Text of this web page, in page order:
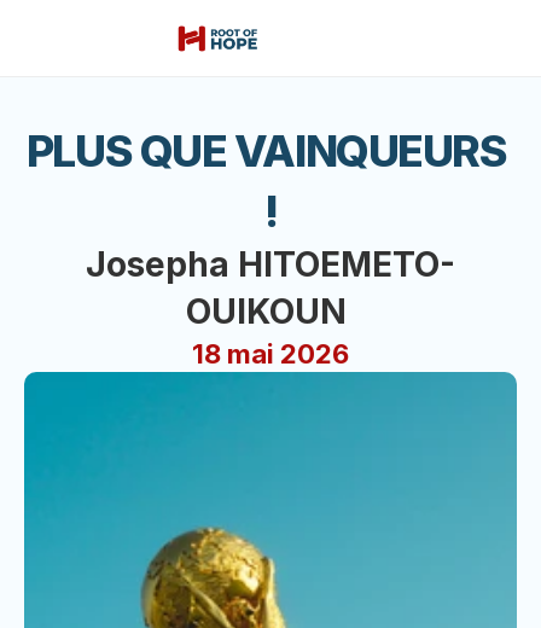
PLUS QUE VAINQUEURS
!
Josepha HITOEMETO-
OUIKOUN
18 mai 2026